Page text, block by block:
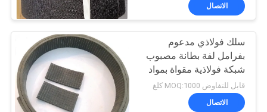
الاتصال
سلك فولاذي مدعوم
بفرامل لفة بطانة مصبوب
شبكة فولاذية مقواة بمواد
مطاطية
قابل للتفاوض MOQ:1000 كلغ
الاتصال